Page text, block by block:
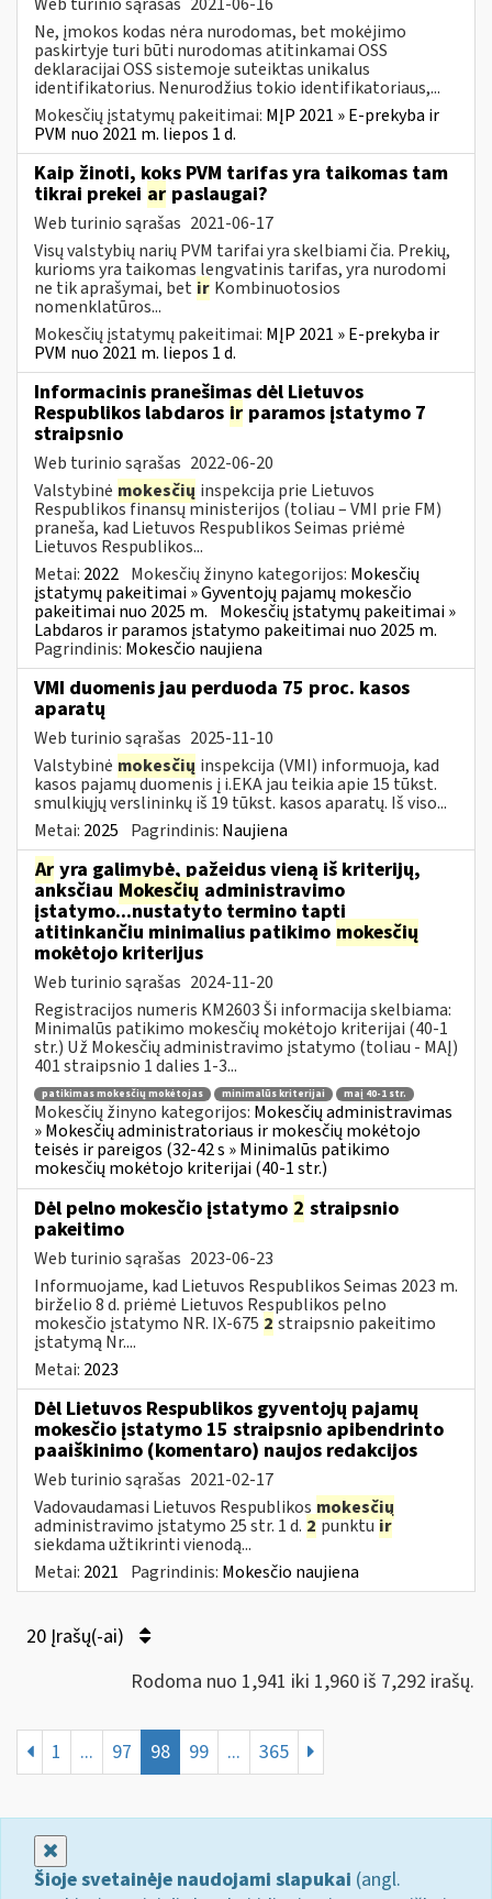
Ne, įmokos kodas nėra nurodomas, bet mokėjimo
paskirtyje turi būti nurodomas atitinkamai OSS
deklaracijai OSS sistemoje suteiktas unikalus
identifikatorius. Nenurodžius tokio identifikatoriaus,...
Mokesčių įstatymų pakeitimai: MĮP 2021 » E-prekyba ir
PVM nuo 2021 m. liepos 1 d.
Kaip žinoti, koks PVM tarifas yra taikomas tam
tikrai prekei ar paslaugai?
Web turinio sąrašas 2021-06-17
Visų valstybių narių PVM tarifai yra skelbiami čia. Prekių,
kurioms yra taikomas lengvatinis tarifas, yra nurodomi
ne tik aprašymai, bet ir Kombinuotosios
nomenklatūros...
Mokesčių įstatymų pakeitimai: MĮP 2021 » E-prekyba ir
PVM nuo 2021 m. liepos 1 d.
Informacinis pranešimas dėl Lietuvos
Respublikos labdaros ir paramos įstatymo 7
straipsnio
Web turinio sąrašas 2022-06-20
Valstybinė mokesčių inspekcija prie Lietuvos
Respublikos finansų ministerijos (toliau – VMI prie FM)
praneša, kad Lietuvos Respublikos Seimas priėmė
Lietuvos Respublikos...
Metai: 2022 Mokesčių žinyno kategorijos: Mokesčių
įstatymų pakeitimai » Gyventojų pajamų mokesčio
pakeitimai nuo 2025 m. Mokesčių įstatymų pakeitimai »
Labdaros ir paramos įstatymo pakeitimai nuo 2025 m.
Pagrindinis: Mokesčio naujiena
VMI duomenis jau perduoda 75 proc. kasos
aparatų
Web turinio sąrašas 2025-11-10
Valstybinė mokesčių inspekcija (VMI) informuoja, kad
kasos pajamų duomenis į i.EKA jau teikia apie 15 tūkst.
smulkiųjų verslininkų iš 19 tūkst. kasos aparatų. Iš viso...
Metai: 2025 Pagrindinis: Naujiena
Ar yra galimybė, pažeidus vieną iš kriterijų,
anksčiau Mokesčių administravimo
įstatymo...nustatyto termino tapti
atitinkančiu minimalius patikimo mokesčių
mokėtojo kriterijus
Web turinio sąrašas 2024-11-20
Registracijos numeris KM2603 Ši informacija skelbiama:
Minimalūs patikimo mokesčių mokėtojo kriterijai (40-1
str.) Už Mokesčių administravimo įstatymo (toliau - MAĮ)
401 straipsnio 1 dalies 1-3...
patikimas mokesčių mokėtojas minimalūs kriterijai maį 40-1 str.
Mokesčių žinyno kategorijos: Mokesčių administravimas
» Mokesčių administratoriaus ir mokesčių mokėtojo
teisės ir pareigos (32-42 s » Minimalūs patikimo
mokesčių mokėtojo kriterijai (40-1 str.)
Dėl pelno mokesčio įstatymo 2 straipsnio
pakeitimo
Web turinio sąrašas 2023-06-23
Informuojame, kad Lietuvos Respublikos Seimas 2023 m.
birželio 8 d. priėmė Lietuvos Respublikos pelno
mokesčio įstatymo NR. IX-675 2 straipsnio pakeitimo
įstatymą Nr....
Metai: 2023
Dėl Lietuvos Respublikos gyventojų pajamų
mokesčio įstatymo 15 straipsnio apibendrinto
paaiškinimo (komentaro) naujos redakcijos
Web turinio sąrašas 2021-02-17
Vadovaudamasi Lietuvos Respublikos mokesčių
administravimo įstatymo 25 str. 1 d. 2punktuir
siekdama užtikrinti vienodą...
Metai: 2021 Pagrindinis: Mokesčio naujiena
20 Įrašų(-ai)
Rodoma nuo 1,941 iki 1,960 iš 7,292 irašų.
1 ... 97 98 99 ... 365
Šioje svetainėje naudojami slapukai (angl.